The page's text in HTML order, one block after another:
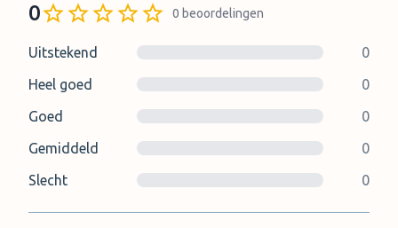
0 0 beoordelingen
Uitstekend
0
Heel goed
0
Goed
0
Gemiddeld
0
Slecht
0